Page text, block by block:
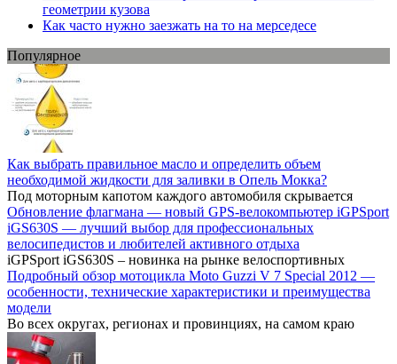
геометрии кузова
Как часто нужно заезжать на то на мерседесе
Популярное
Как выбрать правильное масло и определить объем
необходимой жидкости для заливки в Опель Мокка?
Под моторным капотом каждого автомобиля скрывается
Обновление флагмана — новый GPS-велокомпьютер iGPSport
iGS630S — лучший выбор для профессиональных
велосипедистов и любителей активного отдыха
iGPSport iGS630S – новинка на рынке велоспортивных
Подробный обзор мотоцикла Moto Guzzi V 7 Special 2012 —
особенности, технические характеристики и преимущества
модели
Во всех округах, регионах и провинциях, на самом краю